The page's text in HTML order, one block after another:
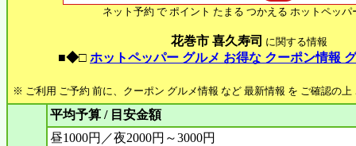
ネット予約 で ポイント たまる つかえる ホットペッパ
花巻市 喜久寿司 に関する情報
■◆□ ホットペッパー グルメ お得な クーポン情報
※ ご利用 ご予約 前に、クーポン グルメ情報 など 最新情報 を ご確認の上
平均予算 / 目安金額
昼1000円／夜2000円～3000円